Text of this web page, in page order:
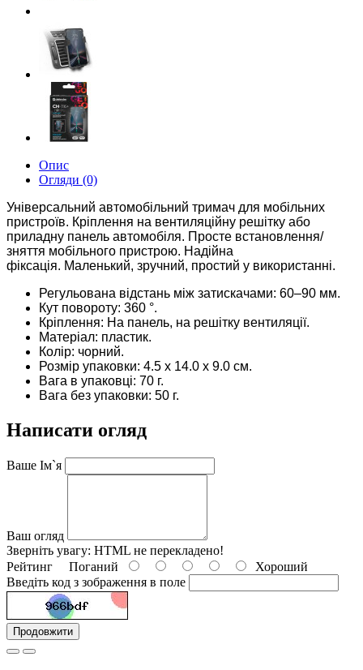
Опис
Огляди (0)
Універсальний автомобільний тримач для мобільних
пристроїв. Кріплення на вентиляційну решітку або
приладну панель автомобіля. Просте встановлення/
зняття мобільного пристрою. Надійна
фіксація. Маленький, зручний, простий у використанні.
Регульована відстань між затискачами: 60–90 мм.
Кут повороту: 360 °.
Кріплення: На панель, на решітку вентиляції.
Матеріал: пластик.
Колір: чорний.
Розмір упаковки: 4.5 x 14.0 x 9.0 см.
Вага в упаковці: 70 г.
Вага без упаковки: 50 г.
Написати огляд
Ваше Ім`я
Ваш огляд
Зверніть увагу: HTML не перекладено!
Рейтинг Поганий
Хороший
Введіть код з зображення в поле
Продовжити